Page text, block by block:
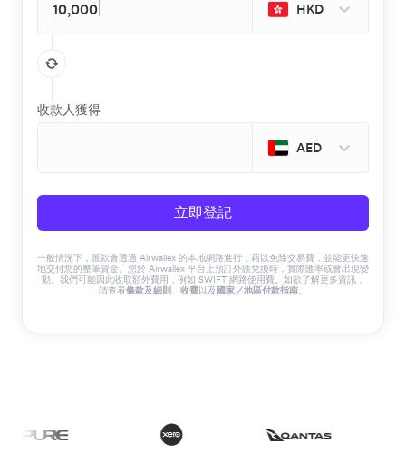
HKD
收款人獲得
AED
立即登記
一般情況下，匯款會透過 Airwallex 的本地網路進行，藉以免除交易費，並能更快速
地交付您的整筆資金。您於 Airwallex 平台上預訂外匯兌換時，實際匯率或會出現變
動。我們可能因此收取額外費用，例如 SWIFT 網路使用費。如欲了解更多資訊，
請查看條款及細則、 收費以及 國家／地區付款指南。